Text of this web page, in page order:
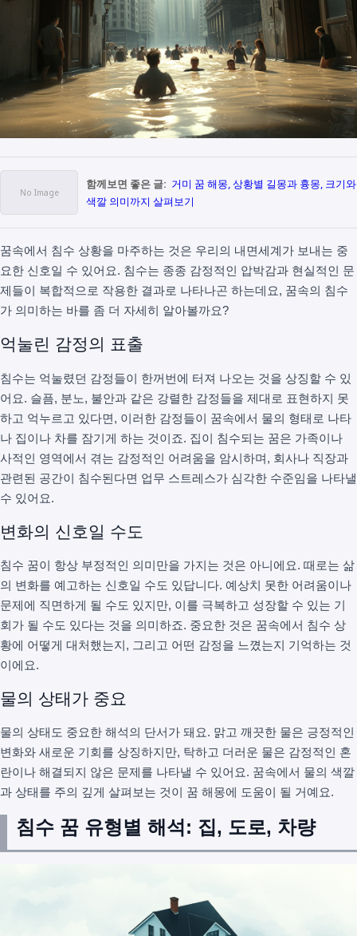
함께보면 좋은 글: 거미 꿈 해몽, 상황별 길몽과 흉몽, 크기와
색깔 의미까지 살펴보기
꿈속에서 침수 상황을 마주하는 것은 우리의 내면세계가 보내는 중
요한 신호일 수 있어요. 침수는 종종 감정적인 압박감과 현실적인 문
제들이 복합적으로 작용한 결과로 나타나곤 하는데요, 꿈속의 침수
가 의미하는 바를 좀 더 자세히 알아볼까요?
억눌린 감정의 표출
침수는 억눌렸던 감정들이 한꺼번에 터져 나오는 것을 상징할 수 있
어요. 슬픔, 분노, 불안과 같은 강렬한 감정들을 제대로 표현하지 못
하고 억누르고 있다면, 이러한 감정들이 꿈속에서 물의 형태로 나타
나 집이나 차를 잠기게 하는 것이죠. 집이 침수되는 꿈은 가족이나
사적인 영역에서 겪는 감정적인 어려움을 암시하며, 회사나 직장과
관련된 공간이 침수된다면 업무 스트레스가 심각한 수준임을 나타낼
수 있어요.
변화의 신호일 수도
침수 꿈이 항상 부정적인 의미만을 가지는 것은 아니에요. 때로는 삶
의 변화를 예고하는 신호일 수도 있답니다. 예상치 못한 어려움이나
문제에 직면하게 될 수도 있지만, 이를 극복하고 성장할 수 있는 기
회가 될 수도 있다는 것을 의미하죠. 중요한 것은 꿈속에서 침수 상
황에 어떻게 대처했는지, 그리고 어떤 감정을 느꼈는지 기억하는 것
이에요.
물의 상태가 중요
물의 상태도 중요한 해석의 단서가 돼요. 맑고 깨끗한 물은 긍정적인
변화와 새로운 기회를 상징하지만, 탁하고 더러운 물은 감정적인 혼
란이나 해결되지 않은 문제를 나타낼 수 있어요. 꿈속에서 물의 색깔
과 상태를 주의 깊게 살펴보는 것이 꿈 해몽에 도움이 될 거예요.
침수 꿈 유형별 해석: 집, 도로, 차량